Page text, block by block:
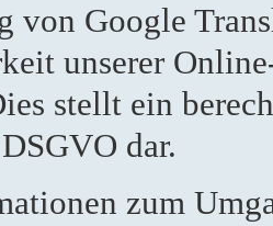
von Google
unserer
stellt ein
dar.
zum